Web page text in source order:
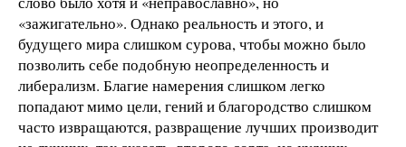
«зажигательно». Однако реальность и этого, и
будущего мира слишком сурова, чтобы можно было
позволить себе подобную неопределенность и
либерализм. Благие намерения слишком легко
попадают мимо цели, гений и благородство слишком
часто извращаются, развращение лучших производит